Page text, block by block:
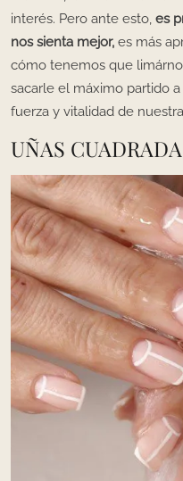
interés. Pero ante esto, es
nos sienta mejor, es más
cómo tenemos que
sacarle el máximo partido
fuerza y vitalidad de
UÑAS